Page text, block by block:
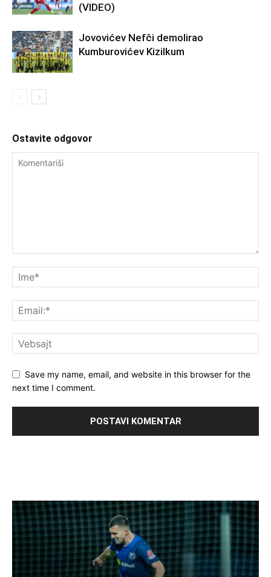
(VIDEO)
Jovovićev Nefči demolirao
Kumburovićev Kizilkum
Ostavite odgovor
Save my name, email, and website in this browser for the
next time I comment.